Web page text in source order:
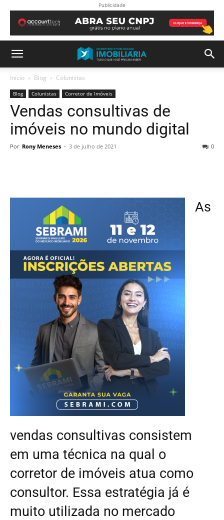
Publicidade
Início Blog Colunistas
Blog Colunistas Corretor de Imóveis
Vendas consultivas de
imóveis no mundo digital
Por Rony Meneses - 3 de julho de 2021 0
As
vendas consultivas consistem
em uma técnica na qual o
corretor de imóveis atua como
consultor. Essa estratégia já é
muito utilizada no mercado